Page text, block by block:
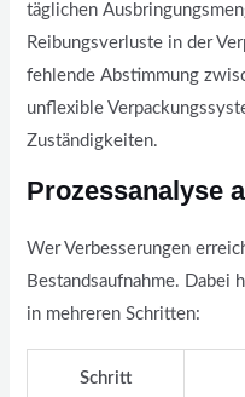
täglichen
Reibungsverluste in der
fehlende Abstimmung
unflexible
Zuständigkeiten.
Prozessanalyse
Wer Verbesserungen
Bestandsaufnahme. Dabei
in mehreren Schritten:
Schritt